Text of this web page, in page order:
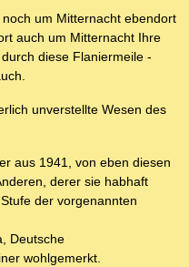
um Mitternacht ebendort
auch um Mitternacht Ihre
diese Flaniermeile -
unverstellte Wesen des
aus 1941, von eben diesen
derer sie habhaft
der vorgenannten
Deutsche
wohlgemerkt.